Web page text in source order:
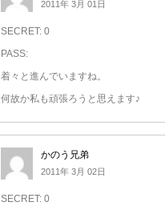
2011年 3月 01日
SECRET: 0
PASS:
着々と進んでいますね。
何故か私も頑張ろうと思えます♪
かのう兄弟
2011年 3月 02日
SECRET: 0